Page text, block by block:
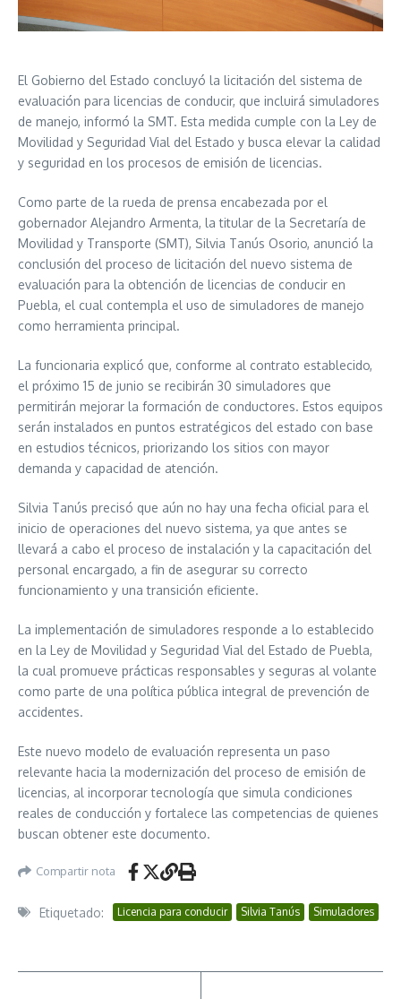
El Gobierno del Estado concluyó la licitación del sistema de
evaluación para licencias de conducir, que incluirá simuladores
de manejo, informó la SMT. Esta medida cumple con la Ley de
Movilidad y Seguridad Vial del Estado y busca elevar la calidad
y seguridad en los procesos de emisión de licencias.
Como parte de la rueda de prensa encabezada por el
gobernador Alejandro Armenta, la titular de la Secretaría de
Movilidad y Transporte (SMT), Silvia Tanús Osorio, anunció la
conclusión del proceso de licitación del nuevo sistema de
evaluación para la obtención de licencias de conducir en
Puebla, el cual contempla el uso de simuladores de manejo
como herramienta principal.
La funcionaria explicó que, conforme al contrato establecido,
el próximo 15 de junio se recibirán 30 simuladores que
permitirán mejorar la formación de conductores. Estos equipos
serán instalados en puntos estratégicos del estado con base
en estudios técnicos, priorizando los sitios con mayor
demanda y capacidad de atención.
Silvia Tanús precisó que aún no hay una fecha oficial para el
inicio de operaciones del nuevo sistema, ya que antes se
llevará a cabo el proceso de instalación y la capacitación del
personal encargado, a fin de asegurar su correcto
funcionamiento y una transición eficiente.
La implementación de simuladores responde a lo establecido
en la Ley de Movilidad y Seguridad Vial del Estado de Puebla,
la cual promueve prácticas responsables y seguras al volante
como parte de una política pública integral de prevención de
accidentes.
Este nuevo modelo de evaluación representa un paso
relevante hacia la modernización del proceso de emisión de
licencias, al incorporar tecnología que simula condiciones
reales de conducción y fortalece las competencias de quienes
buscan obtener este documento.
Compartir nota
Etiquetado: Licencia para conducir Silvia Tanús Simuladores